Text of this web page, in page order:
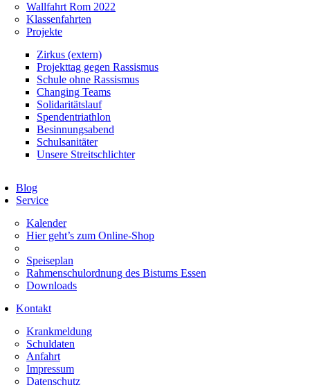
Wallfahrt Rom 2022
Klassenfahrten
Projekte
Zirkus (extern)
Projekttag gegen Rassismus
Schule ohne Rassismus
Changing Teams
Solidaritätslauf
Spendentriathlon
Besinnungsabend
Schulsanitäter
Unsere Streitschlichter
Blog
Service
Kalender
Hier geht’s zum Online-Shop
Speiseplan
Rahmenschulordnung des Bistums Essen
Downloads
Kontakt
Krankmeldung
Schuldaten
Anfahrt
Impressum
Datenschutz